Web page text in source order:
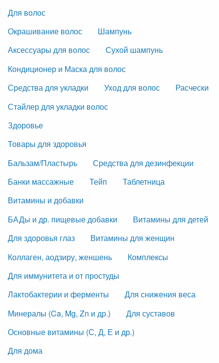
Для волос
Окрашивание волос
Шампунь
Аксессуары для волос
Сухой шампунь
Кондиционер и Маска для волос
Средства для укладки
Уход для волос
Расчески
Стайлер для укладки волос
Здоровье
Товары для здоровья
Бальзам/Пластырь
Средства для дезинфекции
Банки массажные
Тейп
Таблетница
Витамины и добавки
БАДы и др. пищевые добавки
Витамины для детей
Для здоровья глаз
Витамины для женщин
Коллаген, аодзиру, женшень
Комплексы
Для иммунитета и от простуды
Лактобактерии и ферменты
Для снижения веса
Минералы (Ca, Mg, Zn и др.)
Для суставов
Основные витамины (С, Д, Е и др.)
Для дома